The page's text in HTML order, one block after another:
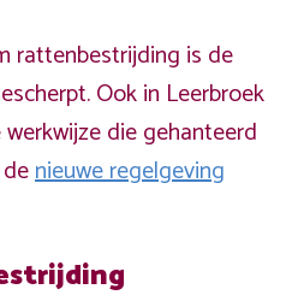
rattenbestrijding is de
Ook in Leerbroek
die gehanteerd
nieuwe regelgeving